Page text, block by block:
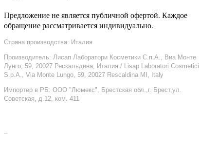
Предложение не является публичной офертой. Каждое
обращение рассматривается индивидуально.
Страна производства: Италия
Производитель: Лисап Лаборатори Косметики С.п.А., Виа Монте
Лунго, 59, 20027 Рескальдина, Италия / Lisap Laboratori Cosmetici
S.p.A., Via Monte Lungo, 59, 20027 Rescaldina MI, Italy
Импортер в РБ: ООО "Люмекс", Брестская обл.,г. Брест,ул.
Советская, д.12, ком. 411
–